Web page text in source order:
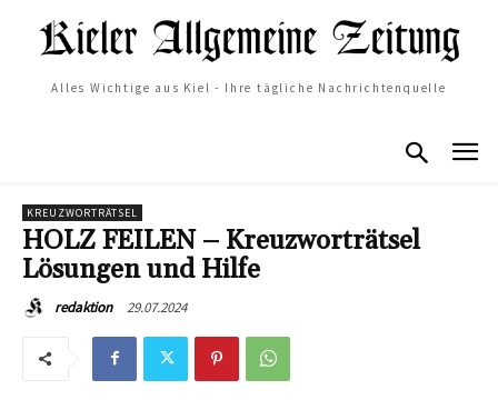
Alles Wichtige aus Kiel - Ihre tägliche Nachrichtenquelle
KREUZWORTRÄTSEL
HOLZ FEILEN – Kreuzworträtsel
Lösungen und Hilfe
redaktion 29.07.2024